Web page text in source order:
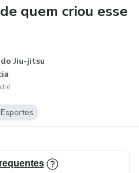
quem criou esse
Jiu-jitsu